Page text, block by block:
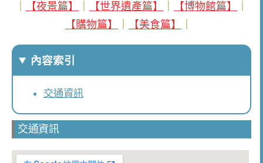
【夜景篇】 【世界遺產篇】 【博物館篇】
【購物篇】
【美食篇】
內容索引
交通資訊
交通資訊